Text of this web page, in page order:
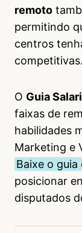
remoto
permitindo
centros
competitivas.
O Guia
faixas de
habilidades
Marketing e
Baixe o
posicionar
disputados